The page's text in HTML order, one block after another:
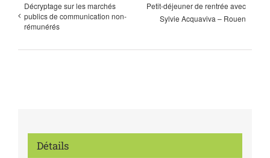
Décryptage sur les marchés
publics de communication non-
rémunérés
Petit-déjeuner de rentrée avec
Sylvie Acquaviva – Rouen
Détails